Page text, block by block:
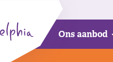
Ons aanbod